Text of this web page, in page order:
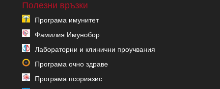
Полезни връзки
Програма имунитет
Фамилия Имунобор
Лабораторни и клинични проучвания
Програма очно здраве
Програма псориазис